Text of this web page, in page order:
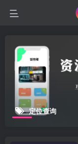
定位查询